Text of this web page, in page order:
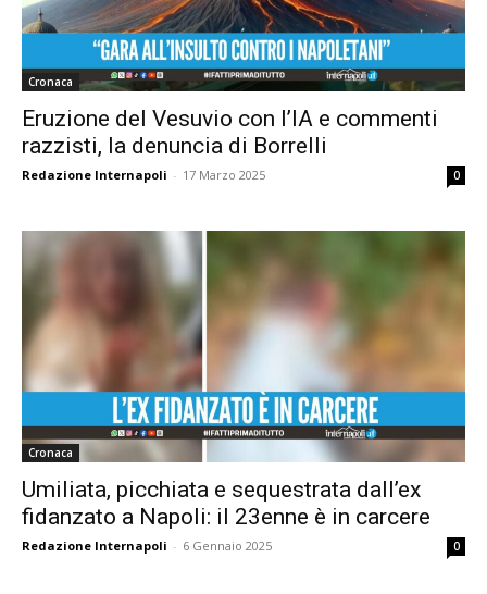
Cronaca
Eruzione del Vesuvio con l’IA e commenti
razzisti, la denuncia di Borrelli
Redazione Internapoli - 17 Marzo 2025 0
Cronaca
Umiliata, picchiata e sequestrata dall’ex
fidanzato a Napoli: il 23enne è in carcere
Redazione Internapoli - 6 Gennaio 2025 0